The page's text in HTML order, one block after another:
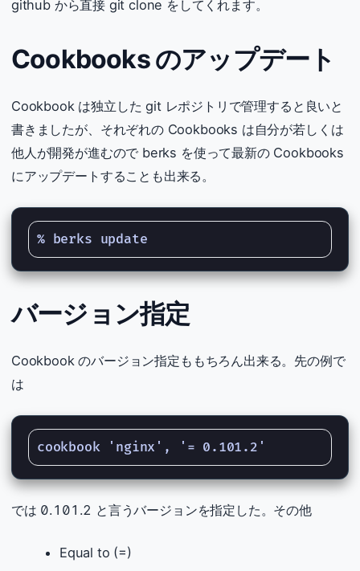
github から直接 git clone をしてくれます。
Cookbooks のアップデート
Cookbook は独立した git レポジトリで管理すると良いと
書きましたが、それぞれの Cookbooks は自分が若しくは
他人が開発が進むので berks を使って最新の Cookbooks
にアップデートすることも出来る。
バージョン指定
Cookbook のバージョン指定ももちろん出来る。先の例で
は
では 0.101.2 と言うバージョンを指定した。その他
Equal to (=)